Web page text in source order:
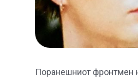
Поранешниот фронтмен